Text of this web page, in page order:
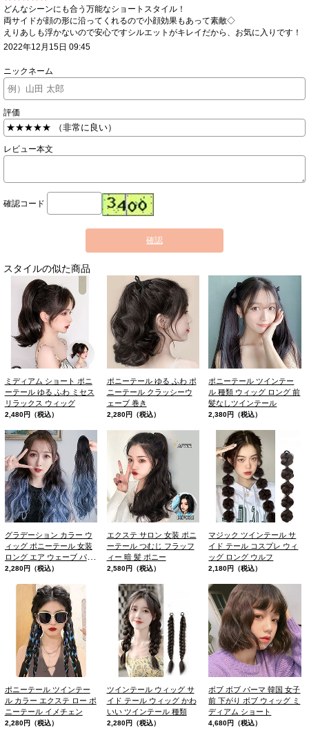
どんなシーンにも合う万能なショートスタイル！
両サイドが顔の形に沿ってくれるので小顔効果もあって素敵◇
えりあしも浮かないので安心ですシルエットがキレイだから、お気に入りです！
2022年12月15日 09:45
ニックネーム
評価
レビュー本文
確認コード
確認
スタイルの似た商品
ミディアム ショート ポニ
ーテール ゆる ふわ ミセス
リラックス ウィッグ
2,480円（税込）
ポニーテール ゆる ふわ ポ
ニーテール クラッシーウ
ェーブ 巻き
2,280円（税込）
ポニーテール ツインテー
ル 種類 ウィッグ ロング 前
髪なしツインテール
2,380円（税込）
グラデーション カラー ウ
ィッグ ポニーテール 女装
ロング エア ウェーブ パー
ソナル カラー
2,280円（税込）
エクステ サロン 女装 ポニ
ーテール つむじ フラッフ
ィー 暗 髪 ポニー
2,580円（税込）
マジック ツインテール サ
イド テール コスプレ ウィ
ッグ ロング ウルフ
2,180円（税込）
ポニーテール ツインテー
ル カラー エクステ ロー ポ
ニーテール イメチェン
2,280円（税込）
ツインテール ウィッグ サ
イド テール ウィッグ かわ
いい ツインテール 種類
2,280円（税込）
ボブ ボブ パーマ 韓国 女子
前 下がり ボブ ウィッグ ミ
ディアム ショート
4,680円（税込）